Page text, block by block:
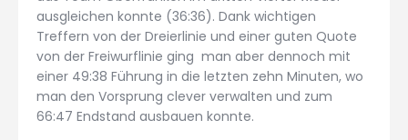
ausgleichen konnte (36:36). Dank wichtigen
Treffern von der Dreierlinie und einer guten Quote
von der Freiwurflinie ging man aber dennoch mit
einer 49:38 Führung in die letzten zehn Minuten, wo
man den Vorsprung clever verwalten und zum
66:47 Endstand ausbauen konnte.